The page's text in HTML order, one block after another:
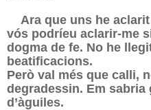
Ara que uns he
vós podríeu aclarir-me
dogma de fe. No he
beatificacions.
Però val més que calli,
degradessin. Em
d’àguiles.